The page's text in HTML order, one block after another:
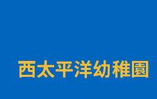
西太平洋幼稚園